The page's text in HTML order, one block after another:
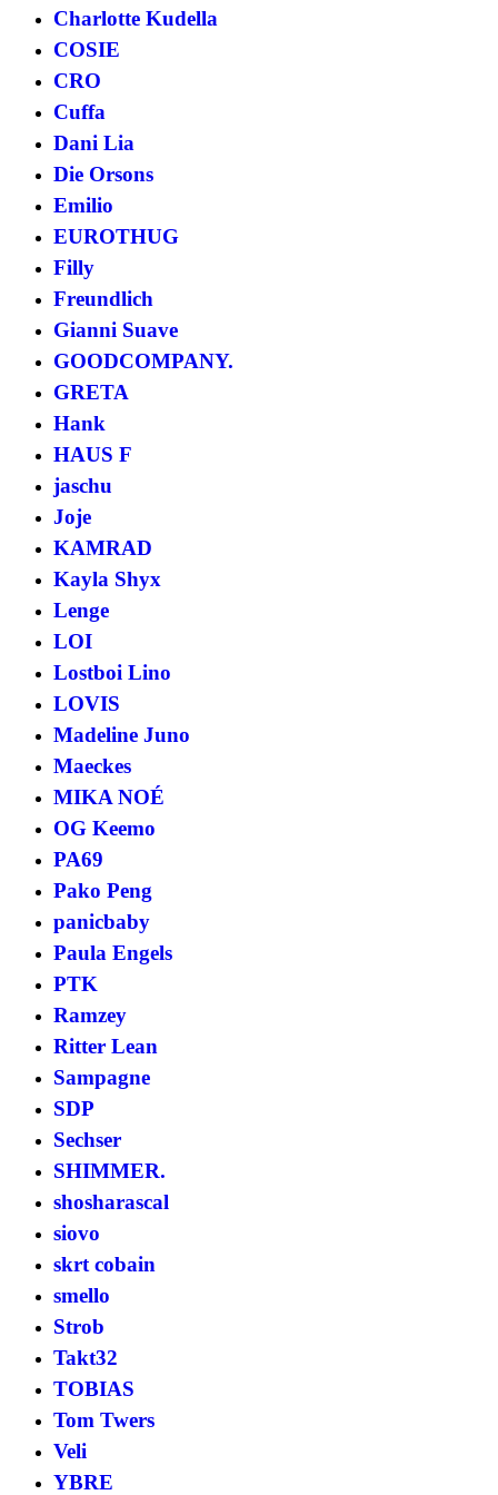
Charlotte Kudella
COSIE
CRO
Cuffa
Dani Lia
Die Orsons
Emilio
EUROTHUG
Filly
Freundlich
Gianni Suave
GOODCOMPANY.
GRETA
Hank
HAUS F
jaschu
Joje
KAMRAD
Kayla Shyx
Lenge
LOI
Lostboi Lino
LOVIS
Madeline Juno
Maeckes
MIKA NOÉ
OG Keemo
PA69
Pako Peng
panicbaby
Paula Engels
PTK
Ramzey
Ritter Lean
Sampagne
SDP
Sechser
SHIMMER.
shosharascal
siovo
skrt cobain
smello
Strob
Takt32
TOBIAS
Tom Twers
Veli
YBRE